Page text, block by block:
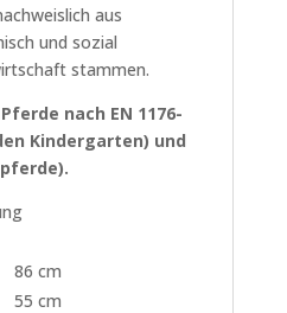
aus
und sozial
stammen.
nach EN 1176-
Kindergarten) und
86 cm
55 cm